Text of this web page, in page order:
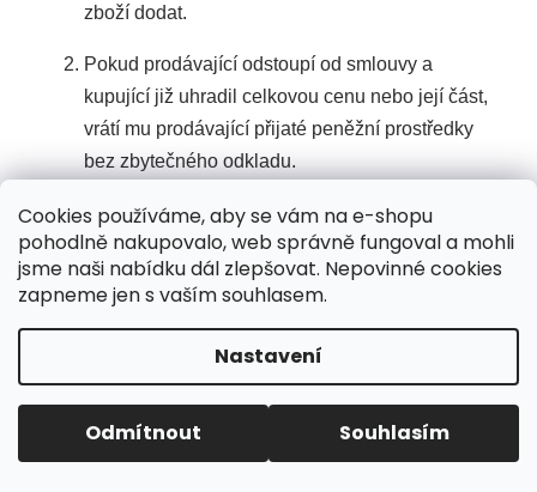
Cookies používáme, aby se vám na e-shopu
pohodlně nakupovalo, web správně fungoval a mohli
jsme naši nabídku dál zlepšovat. Nepovinné cookies
zapneme jen s vaším souhlasem.
Nastavení
Odmítnout Souhlasím
zboží dodat.
Pokud prodávající odstoupí od smlouvy a
kupující již uhradil celkovou cenu nebo její část,
vrátí mu prodávající přijaté peněžní prostředky
bez zbytečného odkladu.
Je-li kupující podnikatelem, je prodávající
oprávněn odstoupit od smlouvy i bez uvedení
důvodu, dokud nedošlo k odeslání zboží.
XII. Mimosoudní řešení
spotřebitelských sporů
Stížnosti kupujících vyřizuje prodávající